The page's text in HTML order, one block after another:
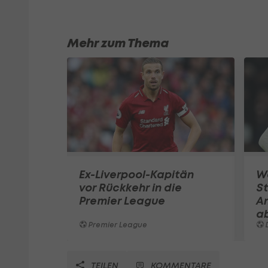
Mehr zum Thema
Ex-Liverpool-Kapitän
vor Rückkehr in die
Premier League
Premier League
TEILEN KOMMENTARE